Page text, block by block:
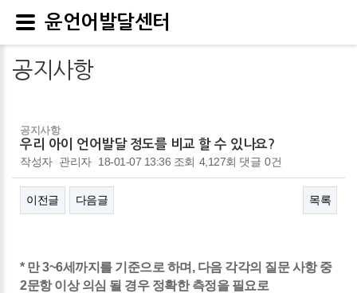
공지사항
공지사항
우리 아이 언어발달 정도를 비교 할 수 있나요?
작성자 관리자 18-01-07 13:36 조회 4,127회 댓글 0건
이전글 다음글 목록
* 만 3~6세까지를 기준으로 하며, 다음 각각의 질문 사항 중
2문항 이상 의심 될 경우 정확한 측정을 필요로
윤언어발달센터